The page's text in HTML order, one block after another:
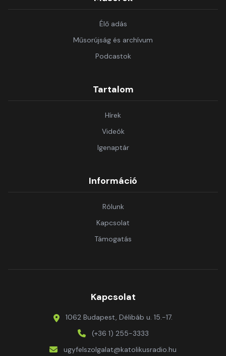
Élő adás
Műsorújság és archívum
Podcastok
Tartalom
Hírek
Videók
Igenaptár
Információ
Rólunk
Kapcsolat
Támogatás
Kapcsolat
1062 Budapest, Délibáb u. 15.-17.
(+36 1) 255-3333
ugyfelszolgalat@katolikusradio.hu